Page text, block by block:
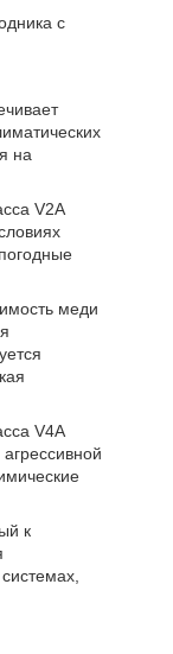
с
на
V2A
меди
V4A
к